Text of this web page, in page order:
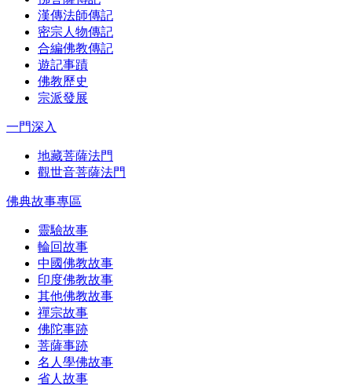
漢傳法師傳記
密宗人物傳記
合編佛教傳記
遊記事蹟
佛教歷史
宗派發展
一門深入
地藏菩薩法門
觀世音菩薩法門
佛典故事專區
靈驗故事
輪回故事
中國佛教故事
印度佛教故事
其他佛教故事
禪宗故事
佛陀事跡
菩薩事跡
名人學佛故事
省人故事